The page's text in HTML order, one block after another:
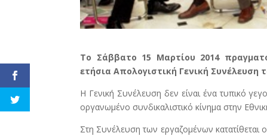
Το Σάββατο 15 Μαρτίου 2014
ετήσια Απολογιστική Γενική Συνέλευση
Η Γενική Συνέλευση δεν είναι ένα τυπικό
οργανωμένο συνδικαλιστικό κίνημα στην
Στη Συνέλευση των εργαζομένων κατατίθεται